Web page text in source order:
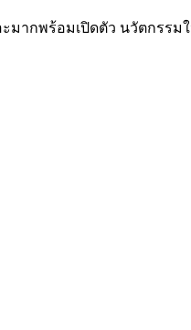
มากพร้อมเปิดตัว นวัตกรรม